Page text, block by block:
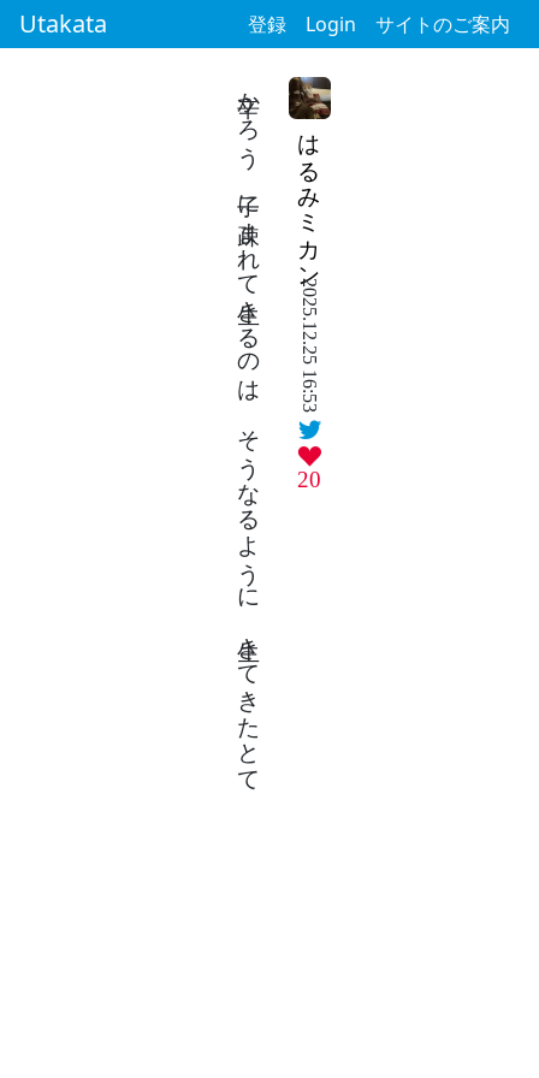
Utakata 登録 Login サイトのご案内
はるみミカン
2025.12.25 16:53
20
辛かろう 子に疎まれて生きるのは そうなるように 生きてきたとて